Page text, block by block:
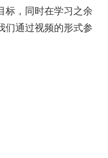
标，同时在学习之余
们通过视频的形式参